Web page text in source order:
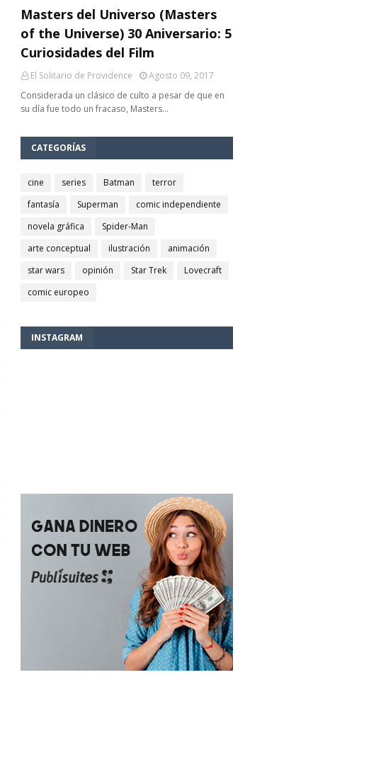
Masters del Universo (Masters
of the Universe) 30 Aniversario: 5
Curiosidades del Film
El Solitario de Providence
Agosto 09, 2017
Considerada un clásico de culto a pesar de que en
su día fue todo un fracaso, Masters…
CATEGORÍAS
cine series Batman
terror
fantasía
Superman
comic independiente
novela gráfica
Spider-Man
arte conceptual
ilustración
animación
star wars
opinión Star Trek
Lovecraft
comic europeo
INSTAGRAM